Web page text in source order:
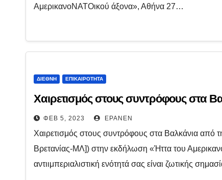
ΑμερικανοΝΑΤΟικού άξονα», Αθήνα 27…
ΔΙΕΘΝΉ ΕΠΙΚΑΙΡΌΤΗΤΑ
Χαιρετισμός στους συντρόφους στα
ΦΕΒ 5, 2023 EPANEN
Χαιρετισμός στους συντρόφους στα Βαλκάνια
Βρετανίας-ΜΛ]) στην εκδήλωση «Ήττα του
αντιιμπεριαλιστική ενότητά σας είναι ζωτικής